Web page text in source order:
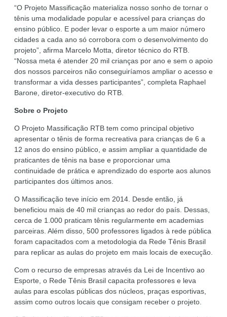
“O Projeto Massificação materializa nosso sonho de tornar o
tênis uma modalidade popular e acessível para crianças do
ensino público. E poder levar o esporte a um maior número
cidades a cada ano só corrobora com o desenvolvimento do
projeto”, afirma Marcelo Motta, diretor técnico do RTB.
“Nossa meta é atender 20 mil crianças por ano e sem o apoio
dos nossos parceiros não conseguiríamos ampliar o acesso e
transformar a vida desses participantes”, completa Raphael
Barone, diretor-executivo do RTB.
Sobre o Projeto
O Projeto Massificação RTB tem como principal objetivo
apresentar o tênis de forma recreativa para crianças de 6 a
12 anos do ensino público, e assim ampliar a quantidade de
praticantes de tênis na base e proporcionar uma
continuidade de prática e aprendizado do esporte aos alunos
participantes dos últimos anos.
O Massificação teve início em 2014. Desde então, já
beneficiou mais de 40 mil crianças ao redor do país. Dessas,
cerca de 1.000 praticam tênis regularmente em academias
parceiras. Além disso, 500 professores ligados à rede pública
foram capacitados com a metodologia da Rede Tênis Brasil
para replicar as aulas do projeto em mais locais de execução.
Com o recurso de empresas através da Lei de Incentivo ao
Esporte, o Rede Tênis Brasil capacita professores e leva
aulas para escolas públicas dos núcleos, praças esportivas,
assim como outros locais que consigam receber o projeto.